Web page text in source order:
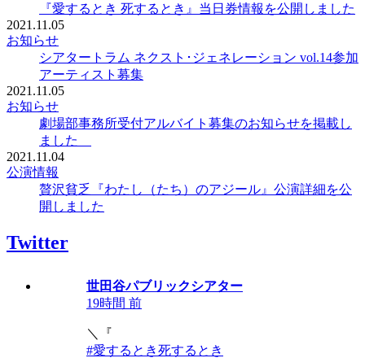
『愛するとき 死するとき』当日券情報を公開しました
2021.11.05
お知らせ
シアタートラム ネクスト･ジェネレーション vol.14参加
アーティスト募集
2021.11.05
お知らせ
劇場部事務所受付アルバイト募集のお知らせを掲載し
ました
2021.11.04
公演情報
贅沢貧乏『わたし（たち）のアジール』公演詳細を公
開しました
Twitter
世田谷パブリックシアター
19時間 前
＼『
#愛するとき死するとき